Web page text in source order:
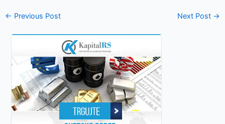
Post
← Previous Post Next Post →